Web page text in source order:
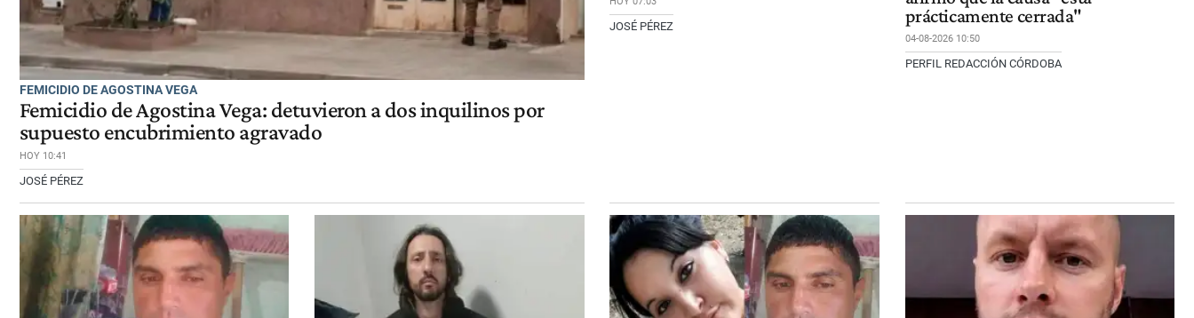
FEMICIDIO DE AGOSTINA VEGA
Femicidio de Agostina Vega: detuvieron a dos inquilinos por
supuesto encubrimiento agravado
HOY 10:41
JOSÉ PÉREZ
JOSÉ PÉREZ
prácticamente cerrada"
04-08-2026 10:50
PERFIL REDACCIÓN CÓRDOBA